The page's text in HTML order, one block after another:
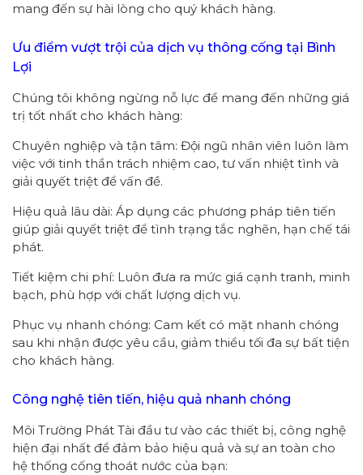
mang đến sự hài lòng cho quý khách hàng.
Ưu điểm vượt trội của dịch vụ thông cống tại Bình
Lợi
Chúng tôi không ngừng nỗ lực để mang đến những giá
trị tốt nhất cho khách hàng:
Chuyên nghiệp và tận tâm: Đội ngũ nhân viên luôn làm
việc với tinh thần trách nhiệm cao, tư vấn nhiệt tình và
giải quyết triệt để vấn đề.
Hiệu quả lâu dài: Áp dụng các phương pháp tiên tiến
giúp giải quyết triệt để tình trạng tắc nghẽn, hạn chế tái
phát.
Tiết kiệm chi phí: Luôn đưa ra mức giá cạnh tranh, minh
bạch, phù hợp với chất lượng dịch vụ.
Phục vụ nhanh chóng: Cam kết có mặt nhanh chóng
sau khi nhận được yêu cầu, giảm thiểu tối đa sự bất tiện
cho khách hàng.
Công nghệ tiên tiến, hiệu quả nhanh chóng
Môi Trường Phát Tài đầu tư vào các thiết bị, công nghệ
hiện đại nhất để đảm bảo hiệu quả và sự an toàn cho
hệ thống cống thoát nước của bạn: